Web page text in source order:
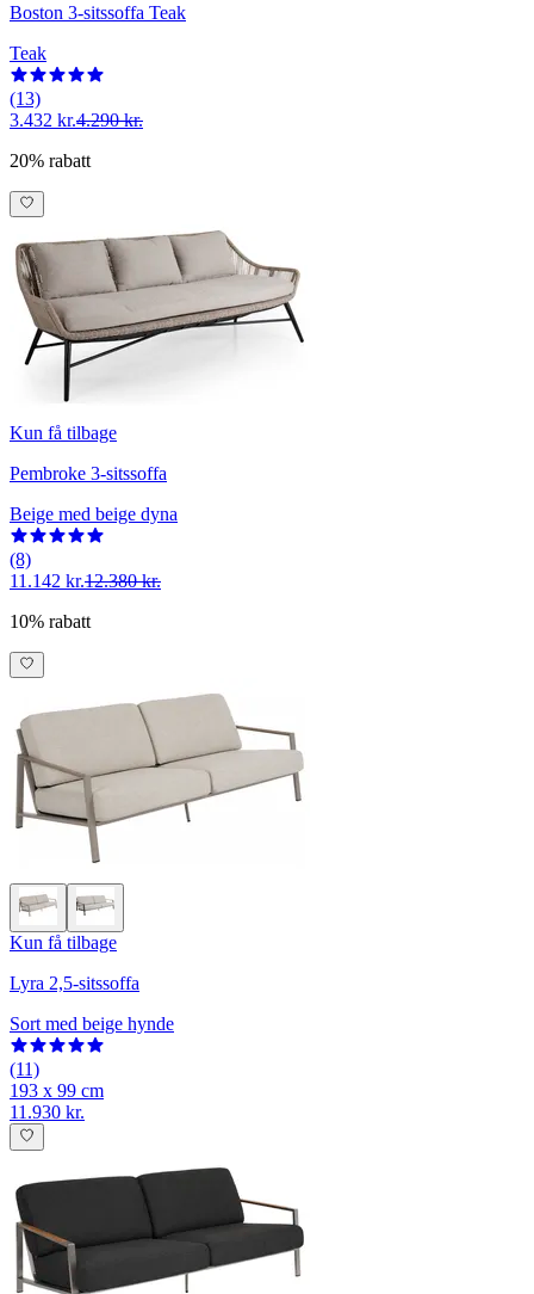
Boston 3-sitssoffa Teak
Teak
(13)
3.432 kr.4.290 kr.
20% rabatt
Kun få tilbage
Pembroke 3-sitssoffa
Beige med beige dyna
(8)
11.142 kr.12.380 kr.
10% rabatt
Kun få tilbage
Lyra 2,5-sitssoffa
Sort med beige hynde
(11)
193 x 99 cm
11.930 kr.